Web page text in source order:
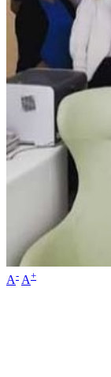
A- A+